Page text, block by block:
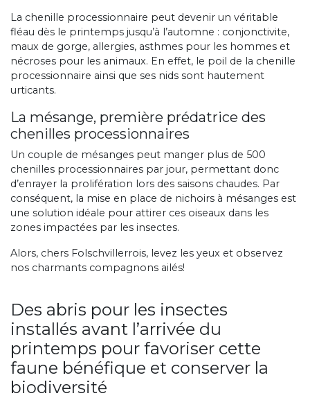
La chenille processionnaire peut devenir un véritable
fléau dès le printemps jusqu’à l’automne : conjonctivite,
maux de gorge, allergies, asthmes pour les hommes et
nécroses pour les animaux. En effet, le poil de la chenille
processionnaire ainsi que ses nids sont hautement
urticants.
La mésange, première prédatrice des
chenilles processionnaires
Un couple de mésanges peut manger plus de 500
chenilles processionnaires par jour, permettant donc
d’enrayer la prolifération lors des saisons chaudes. Par
conséquent, la mise en place de nichoirs à mésanges est
une solution idéale pour attirer ces oiseaux dans les
zones impactées par les insectes.
Alors, chers Folschvillerrois, levez les yeux et observez
nos charmants compagnons ailés!
Des abris pour les insectes
installés avant l’arrivée du
printemps pour favoriser cette
faune bénéfique et conserver la
biodiversité